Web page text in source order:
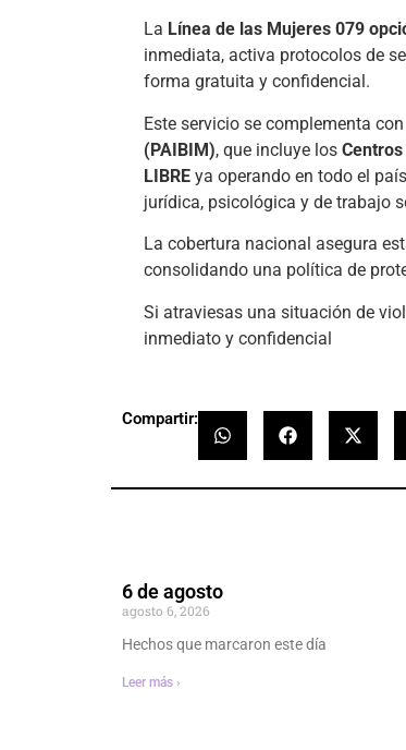
La Línea de las Mujeres 079
inmediata, activa protocolos de
forma gratuita y confidencial.
Este servicio se complementa con
(PAIBIM), que incluye los Centros
LIBRE ya operando en todo el
jurídica, psicológica y de trabajo
La cobertura nacional asegura
consolidando una política de
Si atraviesas una situación de
inmediato y confidencial
Compartir:
6 de agosto
agosto 6, 2026
Hechos que marcaron este día
Leer más ›